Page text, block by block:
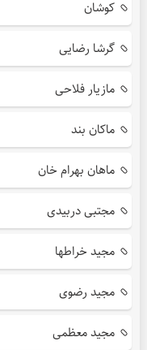
کوشان
گرشا رضایی
مازیار فلاحی
ماکان بند
ماهان بهرام خان
مجتبی دربیدی
مجید خراطها
مجید رضوی
مجید معظمی